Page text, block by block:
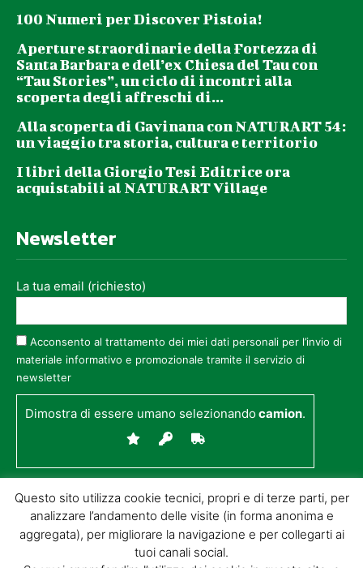
100 Numeri per Discover Pistoia!
Aperture straordinarie della Fortezza di
Santa Barbara e dell’ex Chiesa del Tau con
“Tau Stories”, un ciclo di incontri alla
scoperta degli affreschi di...
Alla scoperta di Gavinana con NATURART 54:
un viaggio tra storia, cultura e territorio
I libri della Giorgio Tesi Editrice ora
acquistabili al NATURART Village
Newsletter
La tua email (richiesto)
Acconsento al trattamento dei miei dati personali per l’invio di
materiale informativo e promozionale tramite il servizio di
newsletter
Dimostra di essere umano selezionandocamion.
Questo sito utilizza cookie tecnici, propri e di terze parti, per
analizzare l’andamento delle visite (in forma anonima e
aggregata), per migliorare la navigazione e per collegarti ai
tuoi canali social.